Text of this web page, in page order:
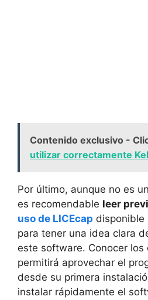
Contenido exclusivo -
utilizar correctamente
Por último, aunque no es
es recomendable leer
uso de LICEcap disponible
para tener una idea clara
este software. Conocer
permitirá aprovechar el
desde su primera
instalar rápidamente el